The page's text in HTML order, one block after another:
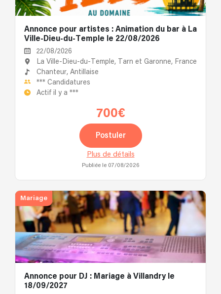
Annonce pour artistes : Animation du bar à La
Ville-Dieu-du-Temple le 22/08/2026
22/08/2026
La Ville-Dieu-du-Temple, Tarn et Garonne, France
Chanteur, Antillaise
*** Candidatures
Actif il y a ***
700€
Postuler
Plus de détails
Publiée le 07/08/2026
Mariage
Annonce pour DJ : Mariage à Villandry le
18/09/2027